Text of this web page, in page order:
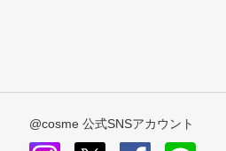
@cosme 公式SNSアカウント